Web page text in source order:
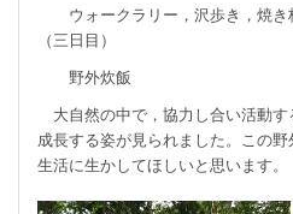
ウォークラリー，沢歩き，焼き
（三日目）
野外炊飯
大自然の中で，協力し合い活動す
成長する姿が見られました。この
生活に生かしてほしいと思います。